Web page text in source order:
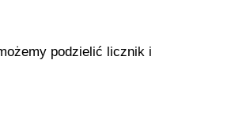
podzielić licznik i